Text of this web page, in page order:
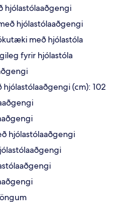
hjólastólaaðgengi
hjólastólaaðgengi
með hjólastóla
fyrir hjólastóla
(cm): 102
hjólastólaaðgengi